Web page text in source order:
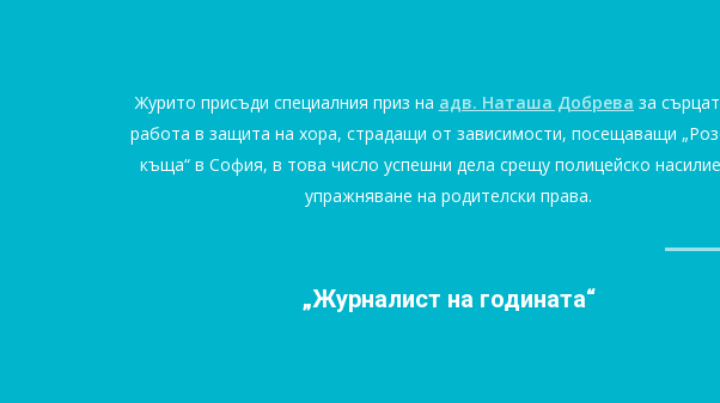
Журито присъди специалния приз на адв. Наташа Добрева за
работа в защита на хора, страдащи от зависимости, посещаващи
къща“ в София, в това число успешни дела срещу полицейско
упражняване на родителски права.
„Журналист на годината“